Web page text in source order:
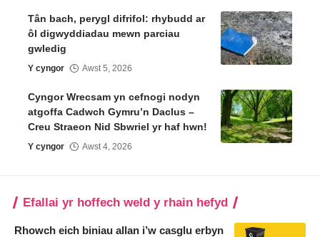
Tân bach, perygl difrifol: rhybudd ar
ôl digwyddiadau mewn parciau
gwledig
Y cyngor Awst 5, 2026
Cyngor Wrecsam yn cefnogi nodyn
atgoffa Cadwch Gymru’n Daclus –
Creu Straeon Nid Sbwriel yr haf hwn!
Y cyngor Awst 4, 2026
Efallai yr hoffech weld y rhain hefyd
Rhowch eich biniau allan i’w casglu erbyn